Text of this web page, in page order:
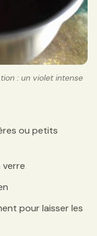
: un violet intense
ou petits
verre
pour laisser les